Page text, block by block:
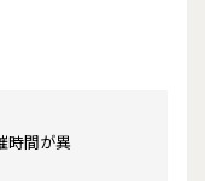
時間が異